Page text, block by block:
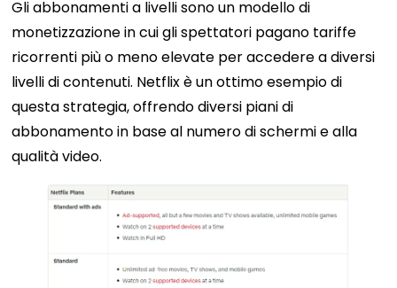
Gli abbonamenti a livelli sono un modello di
monetizzazione in cui gli spettatori pagano tariffe
ricorrenti più o meno elevate per accedere a diversi
livelli di contenuti. Netflix è un ottimo esempio di
questa strategia, offrendo diversi piani di
abbonamento in base al numero di schermi e alla
qualità video.